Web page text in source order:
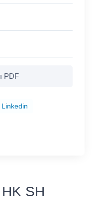
PDF
Linkedin
SH